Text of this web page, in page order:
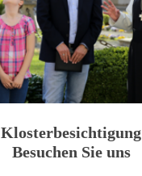
Klosterbesichtigung
Besuchen Sie uns